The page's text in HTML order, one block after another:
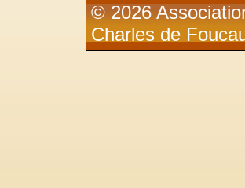
© 2026
Charles de